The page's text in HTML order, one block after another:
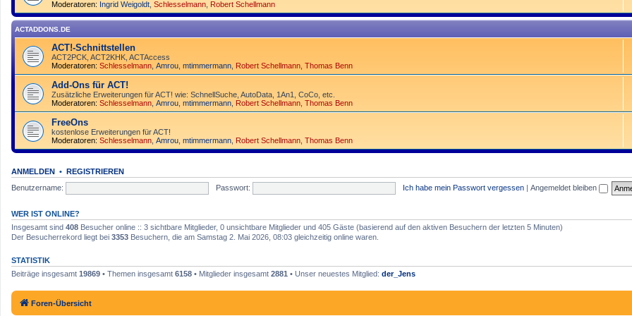
Moderatoren: Ingrid Weigoldt Schlesselmann Robert Schellmann
ACTADDONS.DE
ACT!-Schnittstellen
ACT2PCK, ACT2KHK, ACTAccess
Moderatoren: Schlesselmann Amrou mtimmermann Robert Schellmann Thomas Benn
Add-Ons für ACT!
Zusätzliche Erweiterungen für ACT! wie: SchnellSuche, AutoData, 1An1, CoCo, etc.
Moderatoren: Schlesselmann Amrou mtimmermann Robert Schellmann Thomas Benn
FreeOns
kostenlose Erweiterungen für ACT!
Moderatoren: Schlesselmann Amrou mtimmermann Robert Schellmann Thomas Benn
ANMELDEN • REGISTRIEREN
Benutzername:
Passwort: Ich habe mein Passwort vergessen | Angemeldet bleiben
WER IST ONLINE?
Insgesamt sind 408 Besucher online :: 3 sichtbare Mitglieder, 0 unsichtbare Mitglieder und 405 Gäste (basierend auf den aktiven Besuchern der letzten 5 Minuten)
Der Besucherrekord liegt bei 3353 Besuchern, die am Samstag 2. Mai 2026, 08:03 gleichzeitig online waren.
STATISTIK
Beiträge insgesamt 19869 • Themen insgesamt 6158 • Mitglieder insgesamt 2881 • Unser neuestes Mitglied: der_Jens
Foren-Übersicht